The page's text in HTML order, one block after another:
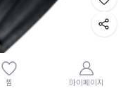
찜 마이페이지